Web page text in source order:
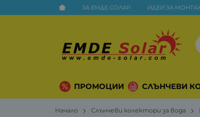
ЗА ЕМДЕ СОЛАР ИДЕИ ЗА
ПРОМОЦИИ СЛЪНЧЕВИ
Начало Слънчеви колектори за вода